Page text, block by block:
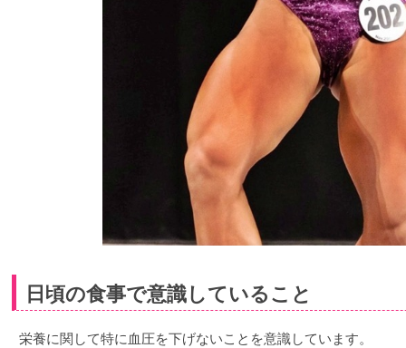
日頃の食事で意識していること
栄養に関して特に血圧を下げないことを意識しています。